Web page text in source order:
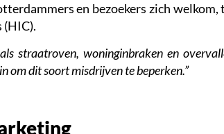
en bezoekers zich
(HIC).
straatroven, woninginbraken en
om dit soort misdrijven te beperken.”